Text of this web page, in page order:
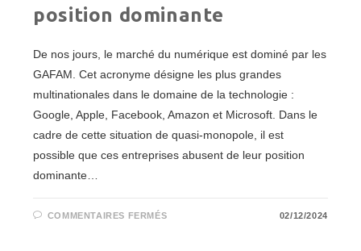
position dominante
De nos jours, le marché du numérique est dominé par les
GAFAM. Cet acronyme désigne les plus grandes
multinationales dans le domaine de la technologie :
Google, Apple, Facebook, Amazon et Microsoft. Dans le
cadre de cette situation de quasi-monopole, il est
possible que ces entreprises abusent de leur position
dominante…
COMMENTAIRES FERMÉSSUR
02/12/2024